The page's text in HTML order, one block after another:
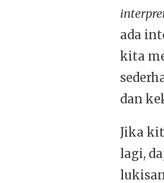
ada
kita
dan
Jika
lagi,